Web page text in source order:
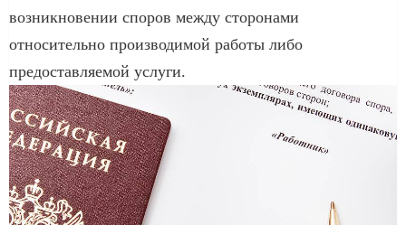
возникновении споров между сторонами
относительно производимой работы либо
предоставляемой услуги.